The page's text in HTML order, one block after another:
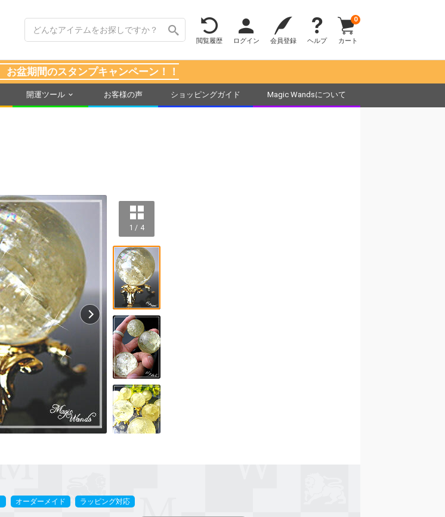
閲覧履歴 ログイン 会員登録 ヘルプ カート
0
お盆期間のスタンプキャンペーン！！
開運ツール お客様の声 ショッピングガイド Magic Wandsについて
1 / 4
オーダーメイド ラッピング対応